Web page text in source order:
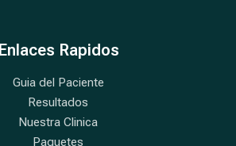
Enlaces Rapidos
Guia del Paciente
Resultados
Nuestra Clinica
Paquetes